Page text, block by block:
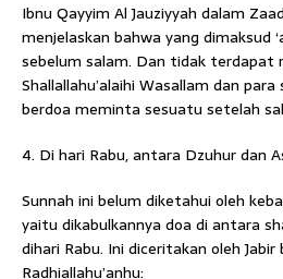
Ibnu Qayyim Al Jauziyyah dalam
menjelaskan bahwa yang dimaksud
sebelum salam. Dan tidak terdapat
Shallallahu’alaihi Wasallam dan
berdoa meminta sesuatu setelah
4. Di hari Rabu, antara Dzuhur dan
Sunnah ini belum diketahui oleh
yaitu dikabulkannya doa di antara
dihari Rabu. Ini diceritakan oleh Jabir
Radhiallahu’anhu: